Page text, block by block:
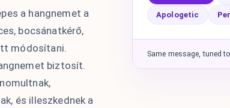
a hangnemet a
bocsánatkérő,
módosítani.
biztosít.
és illeszkednek a
Apologetic
Same message, tuned